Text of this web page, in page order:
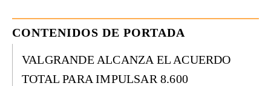
CONTENIDOS DE PORTADA
VALGRANDE ALCANZA EL ACUERDO
TOTAL PARA IMPULSAR 8.600